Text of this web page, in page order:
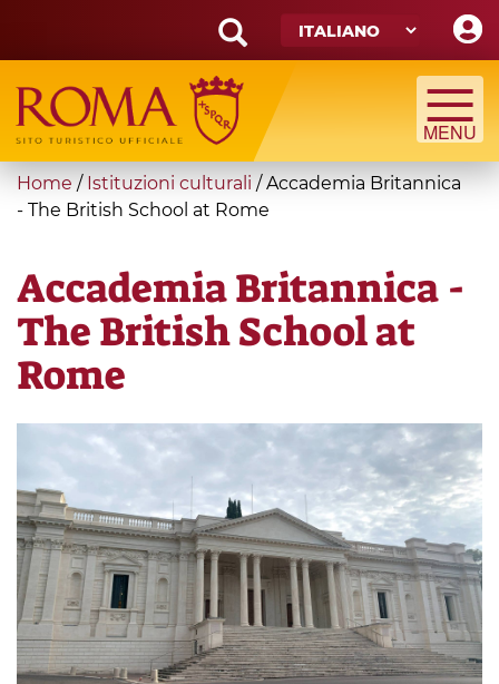
main
content
Search
form
Cerca
You
are
Home / Istituzioni culturali /Accademia Britannica
- The British School at Rome
Accademia Britannica -
The British School at
Rome